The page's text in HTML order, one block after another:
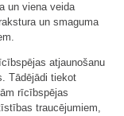
un viena veida
un smaguma
atjaunošanu
Tādējādi tiekot
rīcībspējas
traucējumiem,